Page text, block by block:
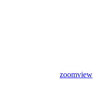
zoomview